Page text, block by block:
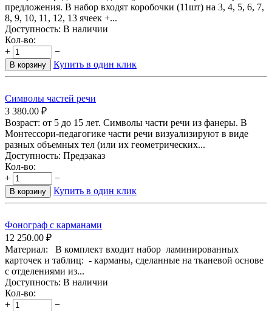
предложения. В набор входят коробочки (11шт) на 3, 4, 5, 6, 7,
8, 9, 10, 11, 12, 13 ячеек +...
Доступность: В наличии
Кол-во:
+
−
В корзину Купить в один клик
Символы частей речи
3 380.00 ₽
Возраст: от 5 до 15 лет. Символы части речи из фанеры. В
Монтессори-педагогике части речи визуализируют в виде
разных объемных тел (или их геометрических...
Доступность: Предзаказ
Кол-во:
+
−
В корзину Купить в один клик
Фонограф с карманами
12 250.00 ₽
Материал: В комплект входит набор ламинированных
карточек и таблиц: - карманы, сделанные на тканевой основе
с отделениями из...
Доступность: В наличии
Кол-во:
+
−